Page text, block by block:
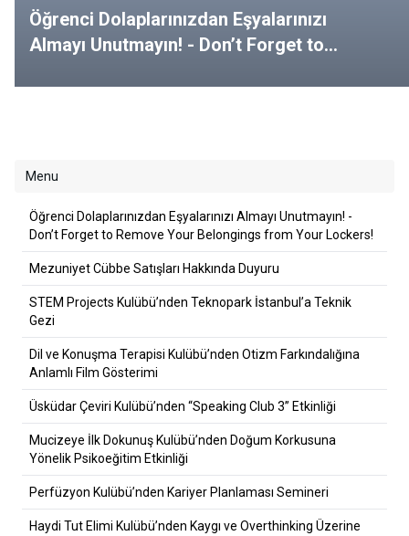
Öğrenci Dolaplarınızdan Eşyalarınızı
Almayı Unutmayın! - Don’t Forget to
Menu
Öğrenci Dolaplarınızdan Eşyalarınızı Almayı Unutmayın! -
Don’t Forget to Remove Your Belongings from Your Lockers!
Mezuniyet Cübbe Satışları Hakkında Duyuru
STEM Projects Kulübü’nden Teknopark İstanbul’a Teknik
Gezi
Dil ve Konuşma Terapisi Kulübü’nden Otizm Farkındalığına
Anlamlı Film Gösterimi
Üsküdar Çeviri Kulübü’nden “Speaking Club 3” Etkinliği
Mucizeye İlk Dokunuş Kulübü’nden Doğum Korkusuna
Yönelik Psikoeğitim Etkinliği
Perfüzyon Kulübü’nden Kariyer Planlaması Semineri
Haydi Tut Elimi Kulübü’nden Kaygı ve Overthinking Üzerine